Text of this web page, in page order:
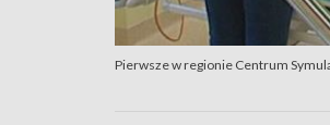
Pierwsze w regionie Centrum